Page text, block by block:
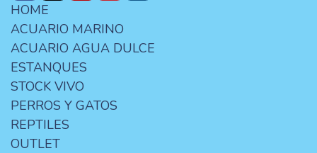
HOME
ACUARIO MARINO
ACUARIO AGUA DULCE
ESTANQUES
STOCK VIVO
PERROS Y GATOS
REPTILES
OUTLET